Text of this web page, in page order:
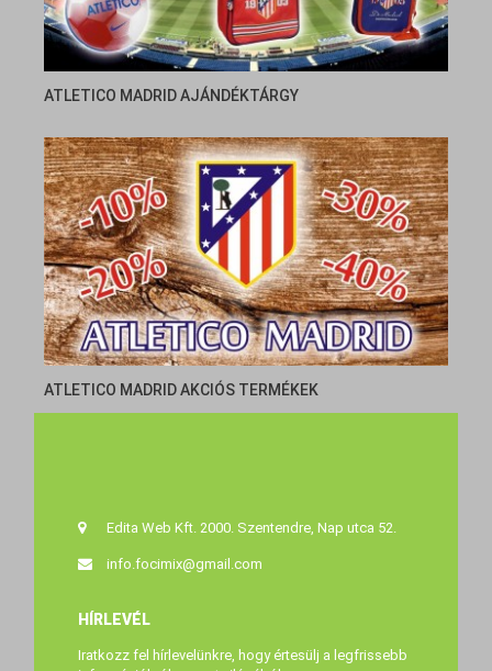
ATLETICO MADRID AJÁNDÉKTÁRGY
ATLETICO MADRID AKCIÓS TERMÉKEK
Edita Web Kft. 2000. Szentendre, Nap utca 52.
info.focimix@gmail.com
HÍRLEVÉL
Iratkozz fel hírlevelünkre, hogy értesülj a legfrissebb